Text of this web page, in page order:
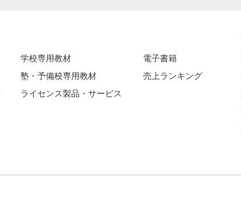
学校専用教材
塾・予備校専用教材
ライセンス製品・サービス
電子書籍
売上ランキング